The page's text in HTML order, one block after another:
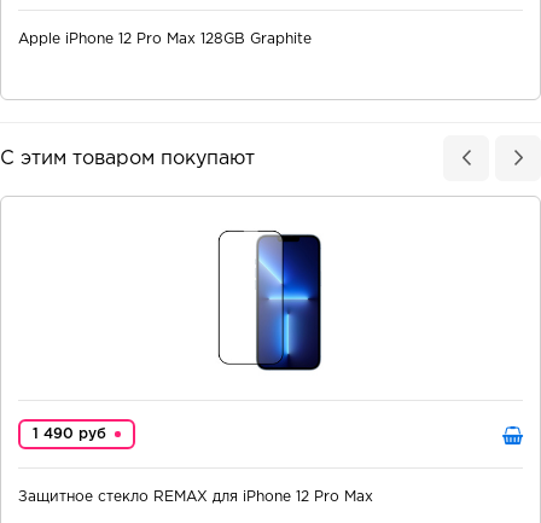
Apple iPhone 12 Pro Max 128GB Graphite
С этим товаром покупают
1 490 руб
Защитное стекло REMAX для iPhone 12 Pro Max